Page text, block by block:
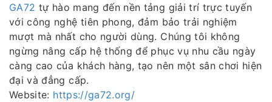
GA72 tự hào mang đến nền tảng giải trí trực tuyến
với công nghệ tiên phong, đảm bảo trải nghiệm
mượt mà nhất cho người dùng. Chúng tôi không
ngừng nâng cấp hệ thống để phục vụ nhu cầu ngày
càng cao của khách hàng, tạo nên một sân chơi hiện
đại và đẳng cấp.
Website: https://ga72.org/